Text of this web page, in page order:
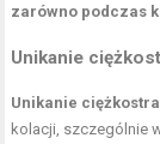
zarówno podczas
Unikanie
Unikanie
kolacji, szczególnie